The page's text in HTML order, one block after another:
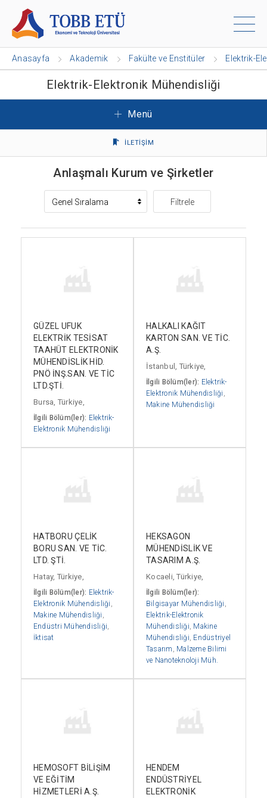
Anasayfa Akademik Fakülte ve Enstitüler Elektrik-
Elektrik-Elektronik Mühendisliği
Menü
İLETİŞİM
Anlaşmalı Kurum ve Şirketler
Filtrele
GÜZEL UFUK
ELEKTRİK TESİSAT
TAAHÜT ELEKTRONİK
MÜHENDİSLİK HİD.
PNÖ İNŞ.SAN. VE TİC
LTD.ŞTİ.
Bursa, Türkiye,
İlgili Bölüm(ler): Elektrik-
Elektronik Mühendisliği
HALKALI KAĞIT
KARTON SAN. VE TİC.
A.Ş.
İstanbul, Türkiye,
İlgili Bölüm(ler): Elektrik-
Elektronik Mühendisliği ,
Makine Mühendisliği
HATBORU ÇELİK
BORU SAN. VE TİC.
LTD. ŞTİ.
Hatay, Türkiye,
İlgili Bölüm(ler): Elektrik-
Elektronik Mühendisliği ,
Makine Mühendisliği ,
Endüstri Mühendisliği,
İktisat
HEKSAGON
MÜHENDİSLİK VE
TASARIM A.Ş.
Kocaeli, Türkiye,
İlgili Bölüm(ler):
Bilgisayar Mühendisliği ,
Elektrik-Elektronik
Mühendisliği, Makine
Mühendisliği, Endüstriyel
Tasarım , Malzeme Bilimi
ve Nanoteknoloji Müh.
HEMOSOFT BİLİŞİM
VE EĞİTİM
HİZMETLERİ A.Ş.
HENDEM
ENDÜSTRİYEL
ELEKTRONİK